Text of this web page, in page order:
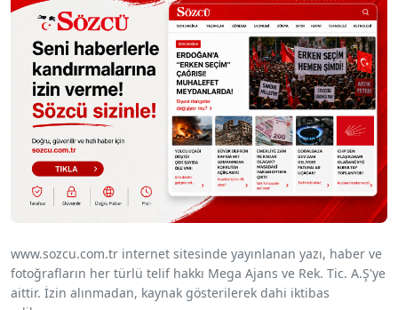
www.sozcu.com.tr internet sitesinde yayınlanan yazı, haber ve
fotoğrafların her türlü telif hakkı Mega Ajans ve Rek. Tic. A.Ş'ye
aittir. İzin alınmadan, kaynak gösterilerek dahi iktibas